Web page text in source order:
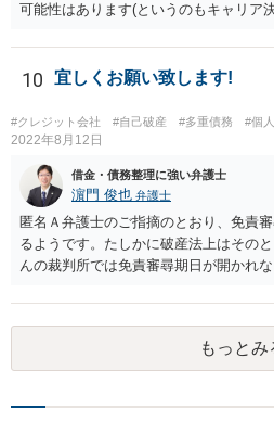
可能性はあります(というのもキャリア
繋がりかねず過酷な立場におかれる可
も、キャリア決済は借金であり、自己
相談して対応してください(聞かれてい
からきちんと説明して対応を協議する
10 宜しくお願い致します!
#クレジット会社 #自己破産 #多重債務 #個
2022年8月12日
借金・債務整理に強い弁護士
濵門 俊也 弁護士
匿名Ａ弁護士のご指摘のとおり、免責
るようです。たしかに破産法上はその
んの裁判所では免責審尋期日が開かれ
もっとみ